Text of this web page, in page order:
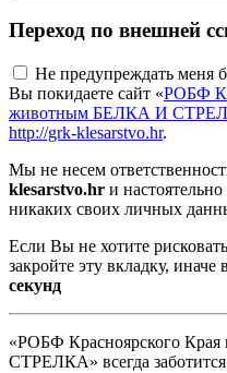
Переход по внешней
Не предупреждать меня
Вы покидаете сайт «РОБФ
животным БЕЛКА И
http://grk-klesarstvo.hr.
Мы не несем
klesarstvo.hr и
никаких своих личных
Если Вы не хотите
закройте эту вкладку,
секунд
«РОБФ Красноярского
СТРЕЛКА» всегда